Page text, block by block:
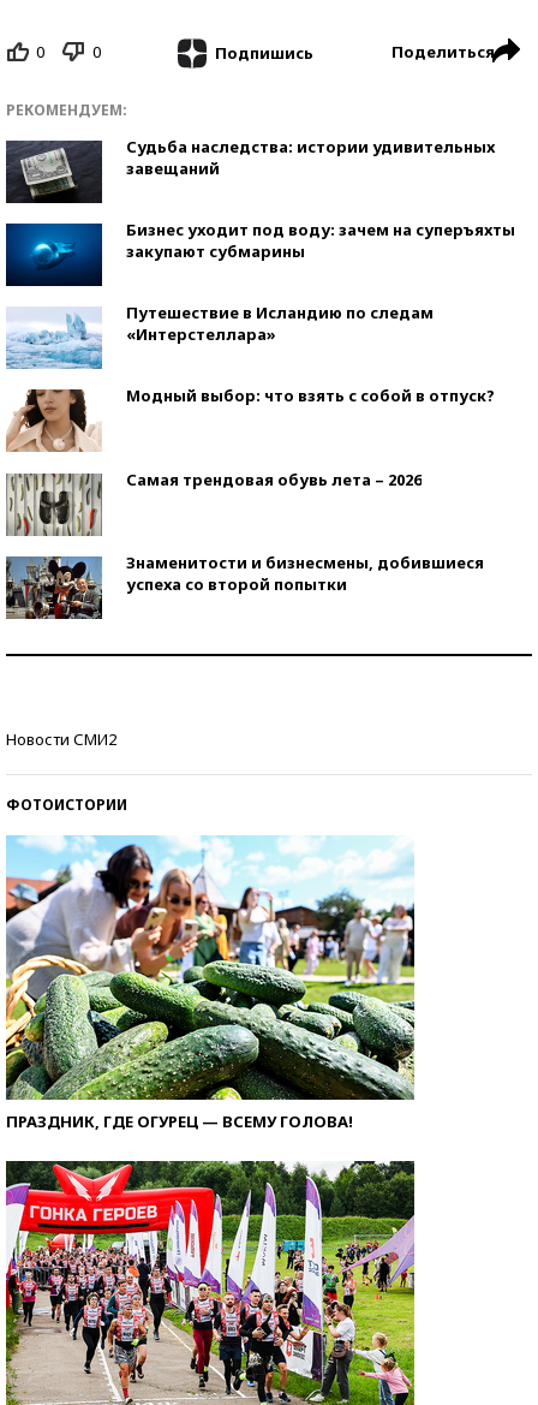
0 0 Подпишись Поделиться
РЕКОМЕНДУЕМ:
Судьба наследства: истории удивительных
завещаний
Бизнес уходит под воду: зачем на суперъяхты
закупают субмарины
Путешествие в Исландию по следам
«Интерстеллара»
Модный выбор: что взять с собой в отпуск?
Самая трендовая обувь лета – 2026
Знаменитости и бизнесмены, добившиеся
успеха со второй попытки
Новости СМИ2
ФОТОИСТОРИИ
ПРАЗДНИК, ГДЕ ОГУРЕЦ — ВСЕМУ ГОЛОВА!